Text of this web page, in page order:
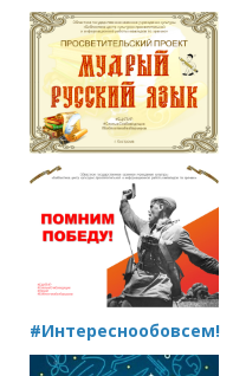
#Интереснообовсем!